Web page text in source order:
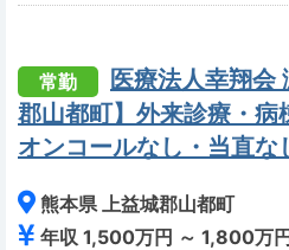
常勤
医療法人幸翔会
郡山都町】外来診療・病
オンコールなし・当直な
熊本県 上益城郡山都町
年収 1,500万円 ～ 1,800万